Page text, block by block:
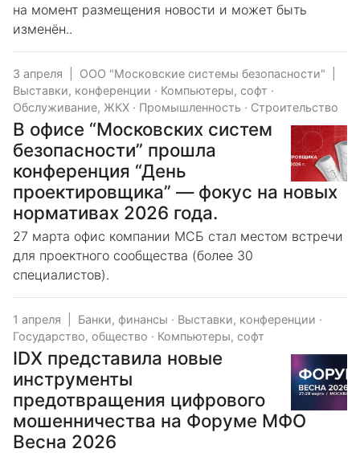
на момент размещения новости и может быть
изменён..
3 апреля ООО "Московские системы безопасности"
Выставки, конференции · Компьютеры, софт ·
Обслуживание, ЖКХ · Промышленность · Строительство
В офисе “Московских систем
безопасности” прошла
конференция “День
проектировщика” — фокус на новых
нормативах 2026 года.
27 марта офис компании МСБ стал местом встречи
для проектного сообщества (более 30
специалистов).
1 апреля Банки, финансы · Выставки, конференции ·
Государство, общество · Компьютеры, софт
IDX представила новые
инструменты
предотвращения цифрового
мошенничества на Форуме МФО
Весна 2026